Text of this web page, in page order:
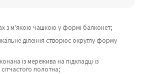
з м'якою чашкою у формі балконет;
ділення створює округлу форму
із мережива на підкладці із
полотна;